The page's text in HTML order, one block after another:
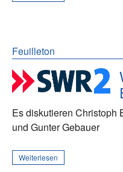
Feuilleton
Es diskutieren Christoph
und Gunter Gebauer
Weiterlesen